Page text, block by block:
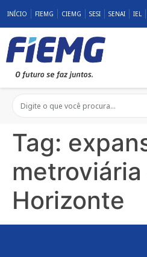
INÍCIO FIEMG CIEMG SESI SENAI IEL
Tag:
Horizonte